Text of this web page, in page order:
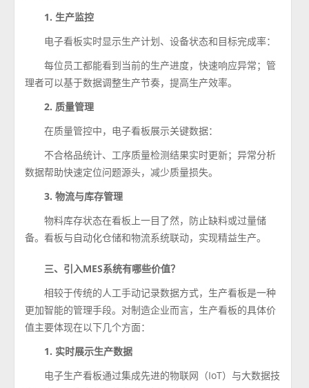
1. 生产监控
电子看板实时显示生产计划、设备状态和目标完成率：
每位员工都能看到当前的生产进度，快速响应异常；管
理者可以基于数据调整生产节奏，提高生产效率。
2. 质量管理
在质量管控中，电子看板展示关键数据：
不合格品统计、工序质量检测结果实时更新；异常分析
数据帮助快速定位问题源头，减少质量损失。
3. 物流与库存管理
物料库存状态在看板上一目了然，防止缺料或过量储
备。看板与自动化仓储和物流系统联动，实现精益生产。
三、引入MES系统有哪些价值？
相较于传统的人工手动记录数据方式，生产看板是一种
更加智能的管理手段。对制造企业而言，生产看板的具体价
值主要体现在以下几个方面：
1. 实时展示生产数据
电子生产看板通过集成先进的物联网（IoT）与大数据技